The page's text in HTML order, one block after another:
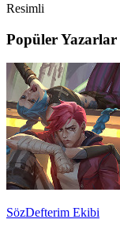
Resimli
Popüler Yazarlar
SözDefterim Ekibi